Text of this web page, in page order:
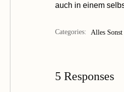
auch in einem
Categories: Alles Sonst
5 Responses